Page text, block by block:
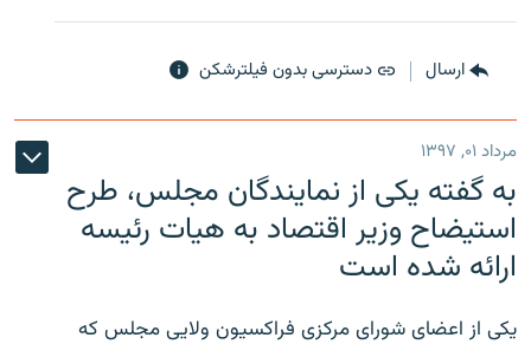
ارسال دسترسی بدون فیلترشکن
مرداد ۰۱, ۱۳۹۷
به گفته یکی از نمایندگان مجلس، طرح
استیضاح وزیر اقتصاد به هیات رئیسه
ارائه شده است
یکی از اعضای شورای مرکزی فراکسیون ولایی مجلس که